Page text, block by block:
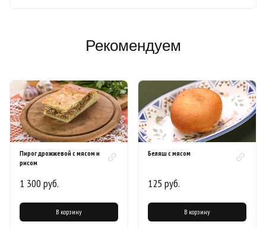
Рекомендуем
Пирог дрожжевой с мясом и
рисом
1 300 руб.
В корзину
Беляш с мясом
125 руб.
В корзину